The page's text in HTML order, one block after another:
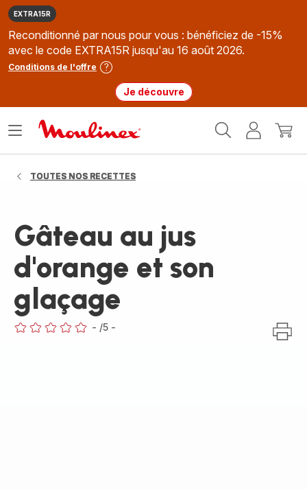
EXTRA15R
Reconditionné par nous pour vous : bénéficiez de -15%
avec le code EXTRA15R jusqu'au 16 août 2026.
Conditions de l'offre
Je découvre
MonMon
Ouvrir
TOUTES NOS RECETTES
Gâteau au jus
d'orange et son
glaçage
- /5 -